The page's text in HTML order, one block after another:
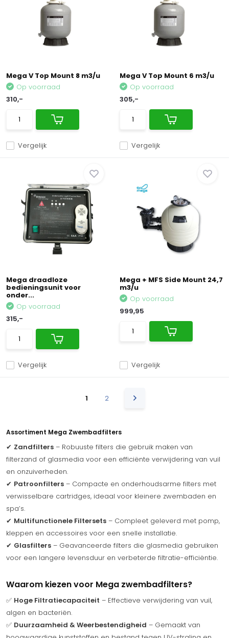
Mega V Top Mount 8 m3/u
Vergelijk
Op voorraad
310,-
Mega V Top Mount 6 m3/u
Vergelijk
Op voorraad
305,-
Mega draadloze
bedieningsunit voor
onder...
Vergelijk
Op voorraad
315,-
Mega + MFS Side Mount 24,7
m3/u
Vergelijk
Op voorraad
999,95
1 2
Assortiment Mega Zwembadfilters
✔ Zandfilters – Robuuste filters die gebruik maken van
filterzand of glasmedia voor een efficiënte verwijdering van vuil
en onzuiverheden.
✔ Patroonfilters – Compacte en onderhoudsarme filters met
verwisselbare cartridges, ideaal voor kleinere zwembaden en
spa’s.
✔ Multifunctionele Filtersets – Compleet geleverd met pomp,
kleppen en accessoires voor een snelle installatie.
✔ Glasfilters – Geavanceerde filters die glasmedia gebruiken
voor een langere levensduur en verbeterde filtratie-efficiëntie.
Waarom kiezen voor Mega zwembadfilters?
✅ Hoge Filtratiecapaciteit – Effectieve verwijdering van vuil,
algen en bacteriën.
✅ Duurzaamheid & Weerbestendigheid – Gemaakt van